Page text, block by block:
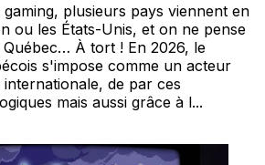
plusieurs pays viennent en
ou les États-Unis, et on ne pense
À tort ! En 2026, le
s'impose comme un acteur
de par ces
mais aussi grâce à l...